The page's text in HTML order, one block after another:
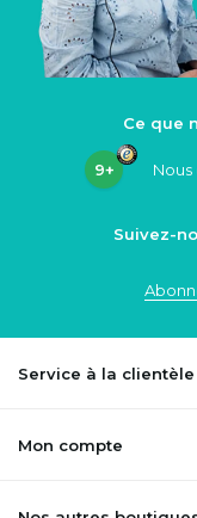
Ce que
9+
Suivez-
Service à la clientèle
Mon compte